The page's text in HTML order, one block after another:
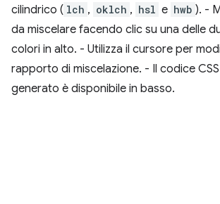
cilindrico ( lch , oklch , hsl e hwb ). -
da miscelare facendo clic su una delle
colori in alto. - Utilizza il cursore per
rapporto di miscelazione. - Il codice CSS
generato è disponibile in basso.